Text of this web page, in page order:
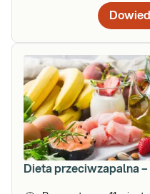
Dieta przeciwzapalna